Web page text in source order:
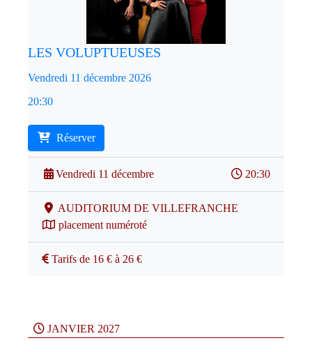
LES VOLUPTUEUSES
Vendredi 11 décembre 2026
20:30
Réserver
Vendredi 11 décembre 20:30
AUDITORIUM DE VILLEFRANCHE
placement numéroté
Tarifs de 16 € à 26 €
JANVIER 2027